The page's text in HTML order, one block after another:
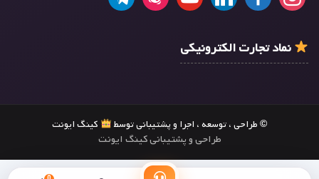
نماد تجارت الکترونیکی
© طراحی ، توسعه ، اجرا و پشتیبانی توسط کینگ ایونت
طراحی و پشتیبانی کینگ ایونت